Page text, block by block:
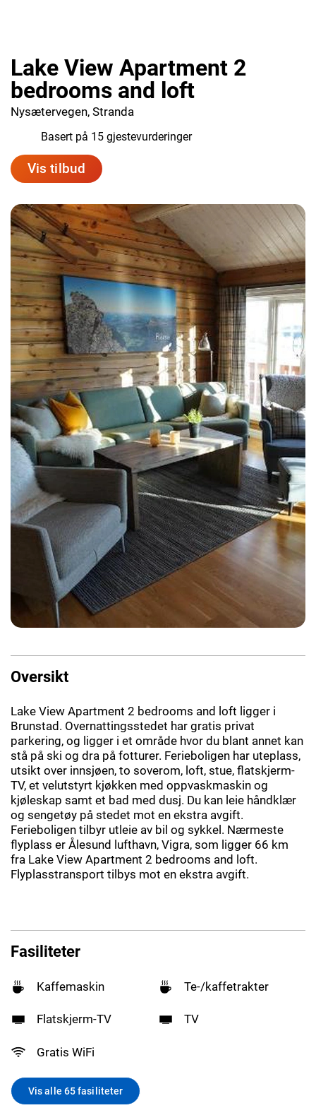
Lake View Apartment 2
bedrooms and loft
Nysætervegen, Stranda
Basert på 15 gjestevurderinger
Vis tilbud
Oversikt
Lake View Apartment 2 bedrooms and loft ligger i
Brunstad. Overnattingsstedet har gratis privat
parkering, og ligger i et område hvor du blant annet kan
stå på ski og dra på fotturer. Ferieboligen har uteplass,
utsikt over innsjøen, to soverom, loft, stue, flatskjerm-
TV, et velutstyrt kjøkken med oppvaskmaskin og
kjøleskap samt et bad med dusj. Du kan leie håndklær
og sengetøy på stedet mot en ekstra avgift.
Ferieboligen tilbyr utleie av bil og sykkel. Nærmeste
flyplass er Ålesund lufthavn, Vigra, som ligger 66 km
fra Lake View Apartment 2 bedrooms and loft.
Flyplasstransport tilbys mot en ekstra avgift.
Fasiliteter
Kaffemaskin Te-/kaffetrakter
Flatskjerm-TV TV
Gratis WiFi
Vis alle 65 fasiliteter